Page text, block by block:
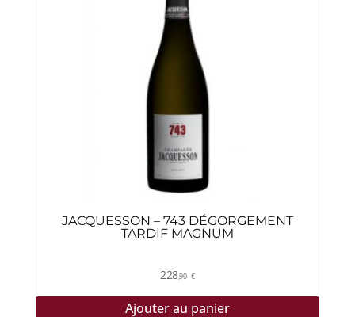
JACQUESSON – 743 DÉGORGEMENT
TARDIF MAGNUM
228,90 €
Ajouter au panier